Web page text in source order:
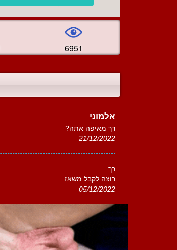
6951
אלמוני
רך מאיפה אתה?
21/12/2022
רך
רוצה לקבל משאז
05/12/2022